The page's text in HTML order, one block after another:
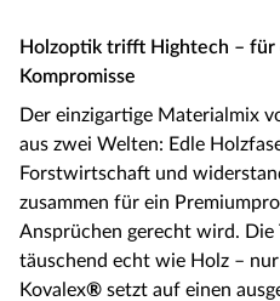
Holzoptik trifft Hightech – für
Kompromisse
Der einzigartige Materialmix
aus zwei Welten: Edle
Forstwirtschaft und
zusammen für ein
Ansprüchen gerecht wird. Die
täuschend echt wie Holz –
Kovalex® setzt auf einen